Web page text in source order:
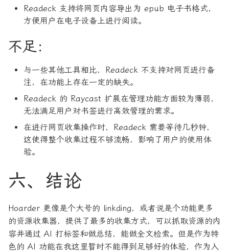
Readeck 支持将网页内容导出为 epub 电子书格式，
方便用户在电子设备上进行阅读。
不足：
与一些其他工具相比，Readeck 不支持对网页进行备
注，在功能上存在一定的缺失。
Readeck 的 Raycast 扩展在管理功能方面较为薄弱，
无法满足用户对书签进行高效管理的需求。
在进行网页收集操作时，Readeck 需要等待几秒钟，
这使得整个收集过程不够流畅，影响了用户的使用体
验。
六、结论
Hoarder 更像是个大号的 linkding，或者说是个功能更多
的资源收集器，提供了最多的收集方式，可以抓取资源的内
容并通过 AI 打标签和做总结，能做全文检索。但是作为特
色的 AI 功能在我这里暂时不能得到足够好的体验，作为入